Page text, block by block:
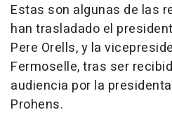
Estas son algunas de las
han trasladado el
Pere Orells, y la
Fermoselle, tras ser
audiencia por la
Prohens.